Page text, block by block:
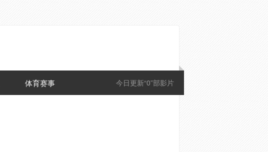
今日更新“0”部影片
体育赛事